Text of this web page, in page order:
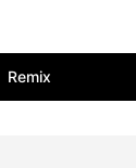
Remix